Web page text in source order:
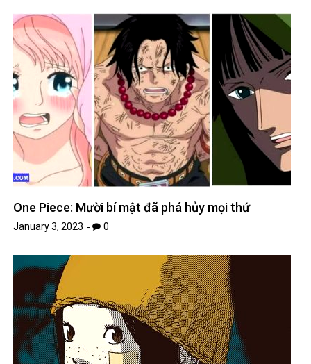
One Piece: Mười bí mật đã phá hủy mọi thứ
January 3, 2023 0